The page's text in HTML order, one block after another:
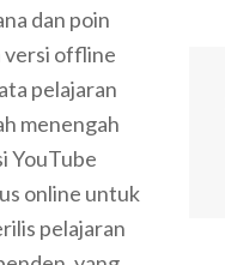
dan poin
versi offline
pelajaran
menengah
YouTube
online untuk
pelajaran